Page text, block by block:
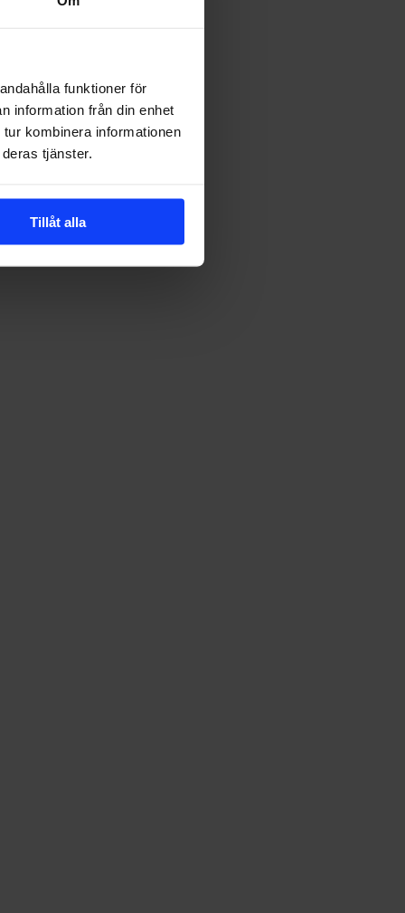
funktioner för
information från din enhet
kombinera informationen
tjänster.
Tillåt alla